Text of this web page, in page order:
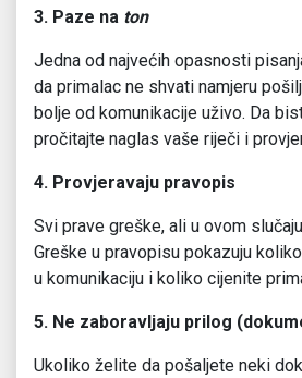
3. Paze na ton
Jedna od najvećih opasnosti
da primalac ne shvati namjeru
bolje od komunikacije uživo. Da
pročitajte naglas vaše riječi i
4. Provjeravaju pravopis
Svi prave greške, ali u ovom
Greške u pravopisu pokazuju
u komunikaciju i koliko cijenite
5. Ne zaboravljaju prilog
Ukoliko želite da pošaljete neki